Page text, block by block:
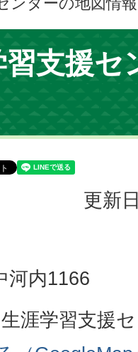
支援セ
更新
河内1166